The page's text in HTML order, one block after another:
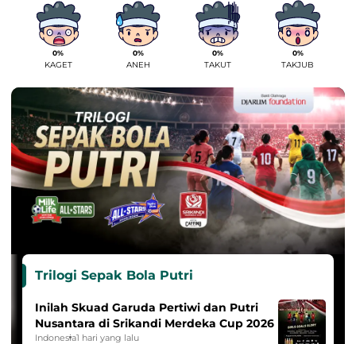
0%
KAGET
0%
ANEH
0%
TAKUT
0%
TAKJUB
Trilogi Sepak Bola Putri
Inilah Skuad Garuda Pertiwi dan Putri
Nusantara di Srikandi Merdeka Cup 2026
Indonesia1 hari yang lalu